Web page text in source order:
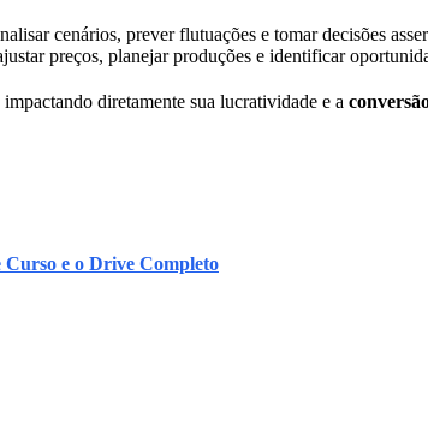
cenários, prever flutuações e tomar decisões
preços, planejar produções e identificar
diretamente sua lucratividade e a
Curso e o Drive Completo